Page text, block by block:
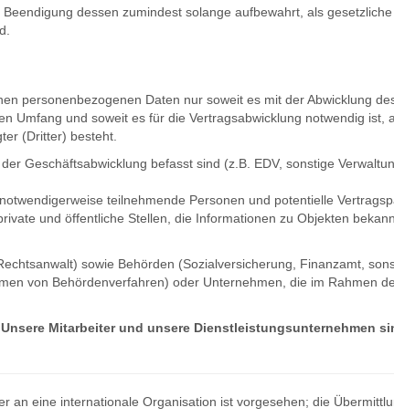
dessen zumindest solange aufbewahrt, als
personenbezogenen Daten nur soweit es mit der Abwicklung
Umfang und soweit es für die Vertragsabwicklung notwendig ist,
(Dritter) besteht.
Geschäftsabwicklung befasst sind (z.B. EDV, sonstige
teilnehmende Personen und potentielle
und öffentliche Stellen, die Informationen zu Objekten
sowie Behörden (Sozialversicherung, Finanzamt,
von Behördenverfahren) oder Unternehmen, die im Rahmen
Mitarbeiter und unsere Dienstleistungsunternehmen
an eine internationale Organisation ist vorgesehen; die